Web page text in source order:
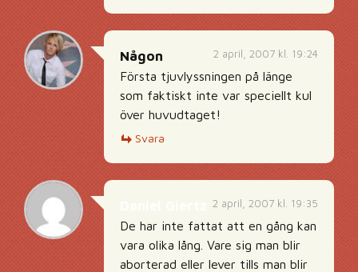
2 april, 2007 kl. 19:24
Någon
Första tjuvlyssningen på länge
som faktiskt inte var speciellt kul
över huvudtaget!
Svara
2 april, 2007 kl. 19:35
De har inte fattat att en gång kan
vara olika lång. Vare sig man blir
aborterad eller lever tills man blir